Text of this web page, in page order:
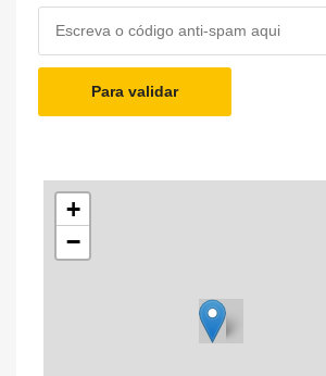
Para validar
+
−